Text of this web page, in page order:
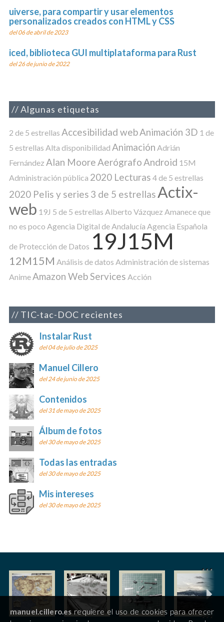
uiverse, para compartir y usar elementos
personalizados creados con HTML y CSS
del 06 de abril de 2023
iced, biblioteca GUI multiplataforma para Rust
del 26 de junio de 2022
Algunas etiquetas
2 de 5 estrellas Accesibilidad webAnimación 3D 1 de
5 estrellas Alta disponibilidad Animación Adrián
Fernández Alan Moore Aerógrafo Android 15M
Administración pública 2020 Lecturas 4 de 5 estrellas
2020 Pelis y series 3 de 5 estrellasActix-
web 19J 5 de 5 estrellas Alberto Vázquez Amanece que
no es poco Agencia Digital de Andalucía Agencia Española
de Protección de Datos 19J15M
12M15M Análisis de datos Administración de sistemas
Anime Amazon Web Services Acción
TIC-tac-DOC recientes
Instalar Rust
del 04 de julio de 2025
Manuel Cillero
del 24 de junio de 2025
Contenidos
del 31 de mayo de 2025
Álbum de fotos
del 30 de mayo de 2025
Todas las entradas
del 30 de mayo de 2025
Mis intereses
del 30 de mayo de 2025
manuel.cillero.esrequiere el uso de cookies para ofrecer